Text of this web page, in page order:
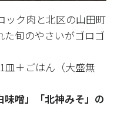
ック肉と北区の山田町
た旬のやさいがゴロゴ
皿＋ごはん（大盛無
噌」「北神みそ」の